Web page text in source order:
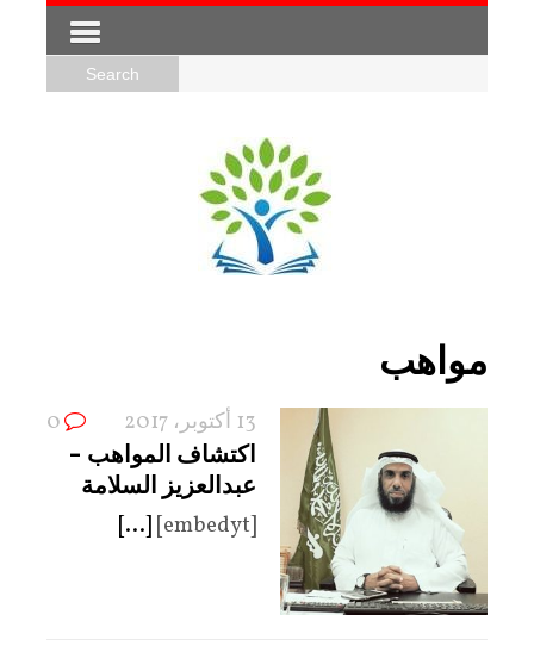
مواهب
13 أكتوبر، 2017 0
اكتشاف المواهب –
عبدالعزيز السلامة
[embedyt]
[...]